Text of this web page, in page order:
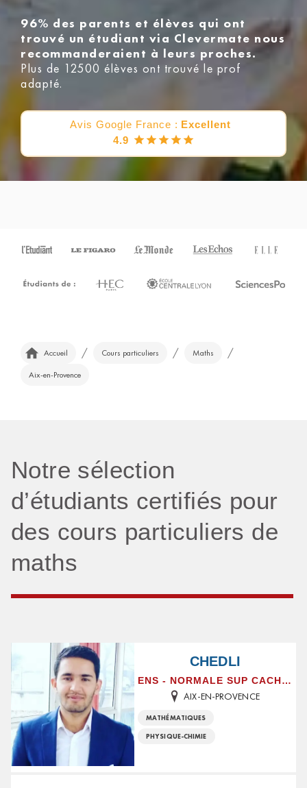
96% des parents et élèves qui ont
trouvé un étudiant via Clevermate nous
recommanderaient à leurs proches.
Plus de 12500 élèves ont trouvé le prof
adapté.
Avis Google France : Excellent
4.9
Accueil / Cours particuliers / Maths /
Aix-en-Provence
Notre sélection
d’étudiants certifiés pour
des cours particuliers de
maths
CHEDLI
ENS - NORMALE SUP CACHAN
AIX-EN-PROVENCE
MATHÉMATIQUES
PHYSIQUE-CHIMIE